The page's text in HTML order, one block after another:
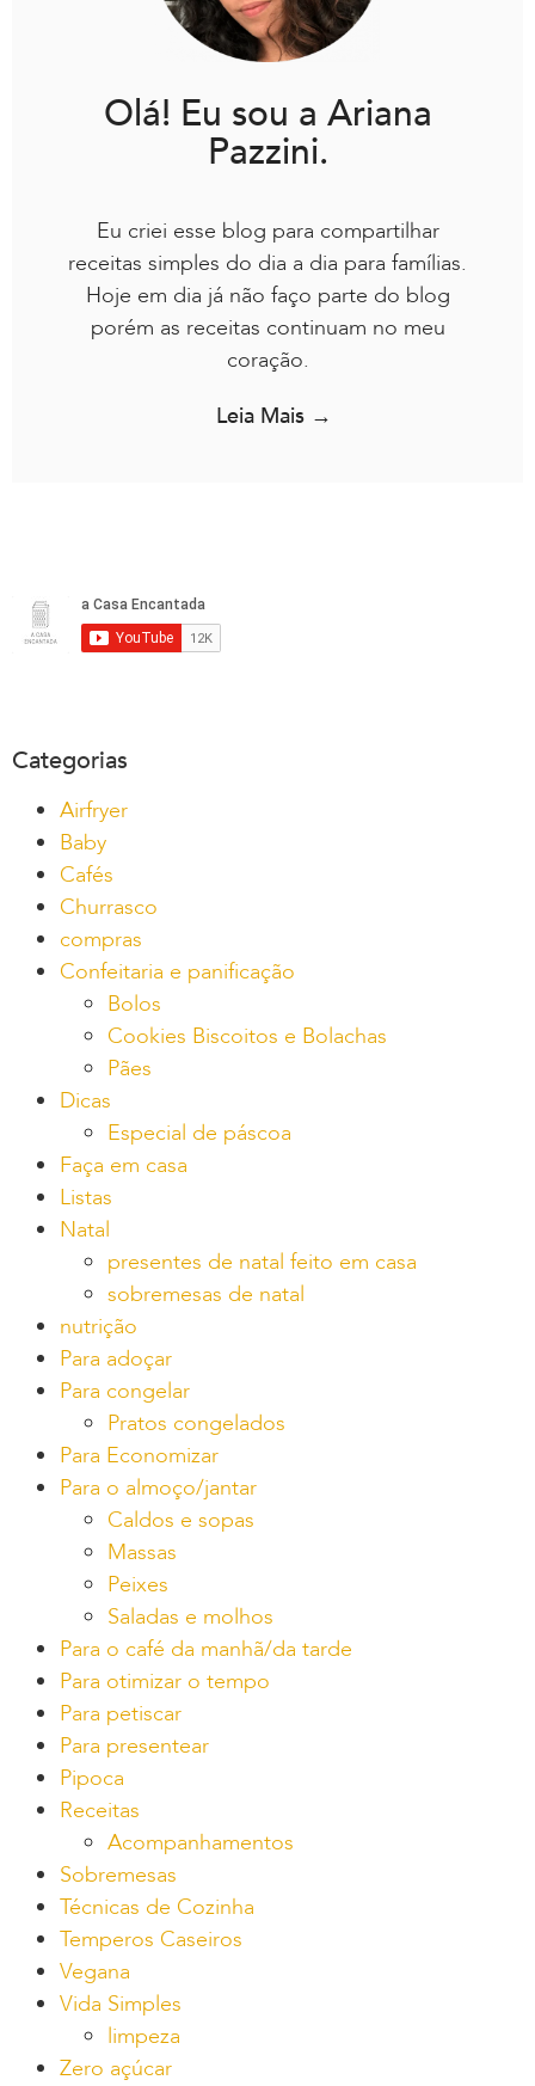
Olá! Eu sou a Ariana
Pazzini.
Eu criei esse blog para compartilhar
receitas simples do dia a dia para famílias.
Hoje em dia já não faço parte do blog
porém as receitas continuam no meu
coração.
Leia Mais →
Categorias
Airfryer
Baby
Cafés
Churrasco
compras
Confeitaria e panificação
Bolos
Cookies Biscoitos e Bolachas
Pães
Dicas
Especial de páscoa
Faça em casa
Listas
Natal
presentes de natal feito em casa
sobremesas de natal
nutrição
Para adoçar
Para congelar
Pratos congelados
Para Economizar
Para o almoço/jantar
Caldos e sopas
Massas
Peixes
Saladas e molhos
Para o café da manhã/da tarde
Para otimizar o tempo
Para petiscar
Para presentear
Pipoca
Receitas
Acompanhamentos
Sobremesas
Técnicas de Cozinha
Temperos Caseiros
Vegana
Vida Simples
limpeza
Zero açúcar